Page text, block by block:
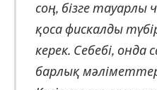
соң, бізге тауарлы
қоса фискалды
керек. Себебі, онда
барлық